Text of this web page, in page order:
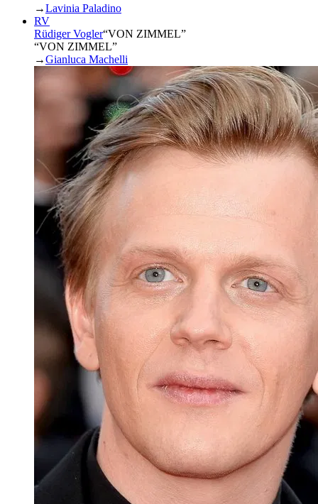
→Lavinia Paladino
RV
Rüdiger Vogler“VON ZIMMEL”
“VON ZIMMEL”
→Gianluca Machelli